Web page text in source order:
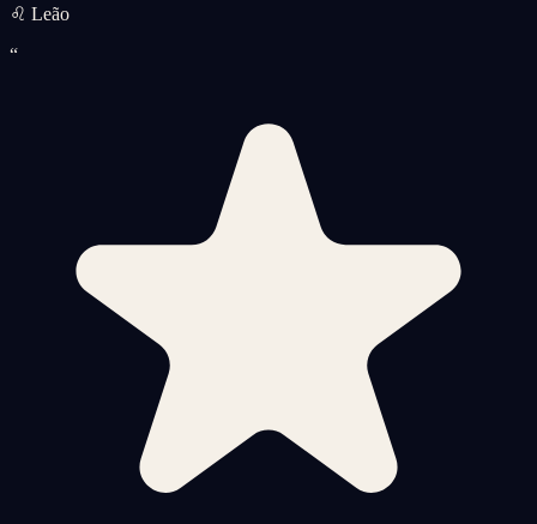
♌ Leão
“